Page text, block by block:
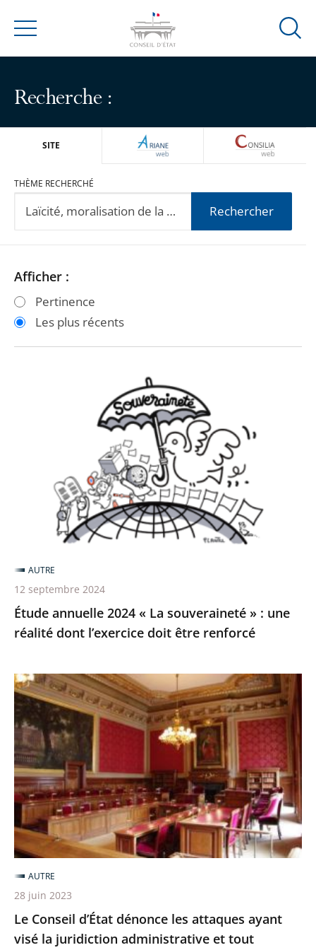
Menu
Ouvrir
Recherche :
SITE ARIANEWEB
THÈME RECHERCHÉ
Rechercher
Passer
les
filtres
Passer
les
filtres
Afficher :
Pertinence
Les plus récents
souveraineté
dont
l’exercice
doit
être
Étude annuelle 2024 « La souveraineté » : une
réalité dont l’exercice doit être renforcé
AUTRE
12 septembre 2024
Le
Conseil
d’État
dénonce
les
attaques
ayant
visé
la
juridiction
administrative
et
tout
particulièrement
Le Conseil d’État dénonce les attaques ayant
visé la juridiction administrative et tout
AUTRE
28 juin 2023